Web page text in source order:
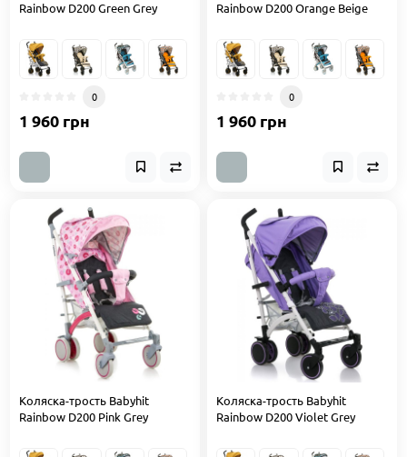
Rainbow D200 Green Grey
0
1 960 грн
Rainbow D200 Orange Beige
0
1 960 грн
Коляска-трость Babyhit
Rainbow D200 Pink Grey
Коляска-трость Babyhit
Rainbow D200 Violet Grey